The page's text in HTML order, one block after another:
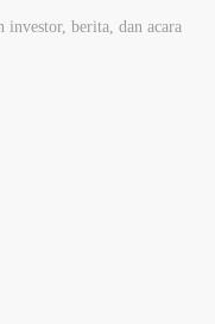
investor, berita, dan acara